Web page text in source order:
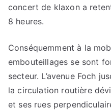
concert de klaxon a
8 heures.
Conséquemment à la
embouteillages se sont
secteur. L’avenue Foch
la circulation routière
et ses rues